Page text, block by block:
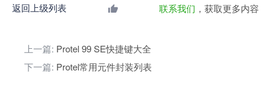
返回上级列表 联系我们 ，获取更多内容
上一篇: Protel 99 SE快捷键大全
下一篇: Protel常用元件封装列表